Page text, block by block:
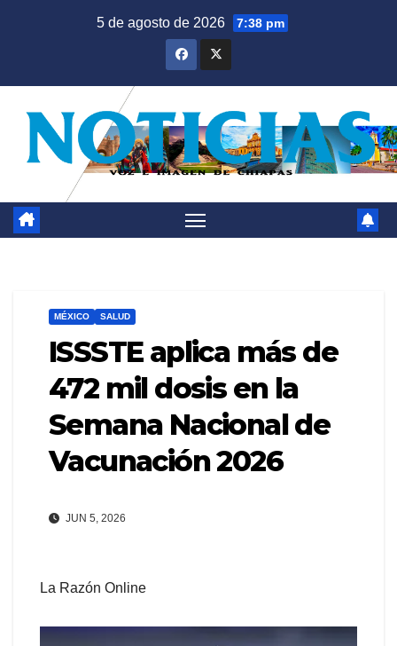
5 de agosto de 2026 7:38 pm
MÉXICO SALUD
ISSSTE aplica más de
472 mil dosis en la
Semana Nacional de
Vacunación 2026
JUN 5, 2026
La Razón Online